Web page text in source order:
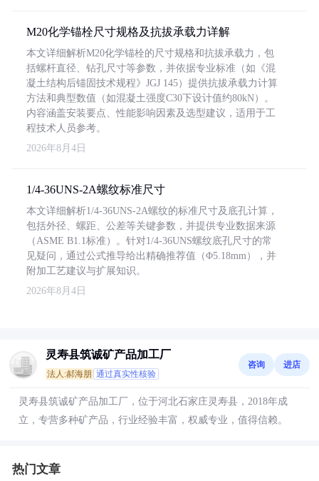
M20化学锚栓尺寸规格及抗拔承载力详解
本文详细解析M20化学锚栓的尺寸规格和抗拔承载力，包
括螺杆直径、钻孔尺寸等参数，并依据专业标准（如《混
凝土结构后锚固技术规程》JGJ 145）提供抗拔承载力计算
方法和典型数值（如混凝土强度C30下设计值约80kN）。
内容涵盖安装要点、性能影响因素及选型建议，适用于工
程技术人员参考。
2026年8月4日
1/4-36UNS-2A螺纹标准尺寸
本文详细解析1/4-36UNS-2A螺纹的标准尺寸及底孔计算，
包括外径、螺距、公差等关键参数，并提供专业数据来源
（ASME B1.1标准）。针对1/4-36UNS螺纹底孔尺寸的常
见疑问，通过公式推导给出精确推荐值（Φ5.18mm），并
附加工艺建议与扩展知识。
2026年8月4日
灵寿县筑诚矿产品加工厂
法人:郝海朋 通过真实性核验
咨询 进店
灵寿县筑诚矿产品加工厂，位于河北石家庄灵寿县，2018年成
立，专营多种矿产品，行业经验丰富，权威专业，值得信赖。
热门文章